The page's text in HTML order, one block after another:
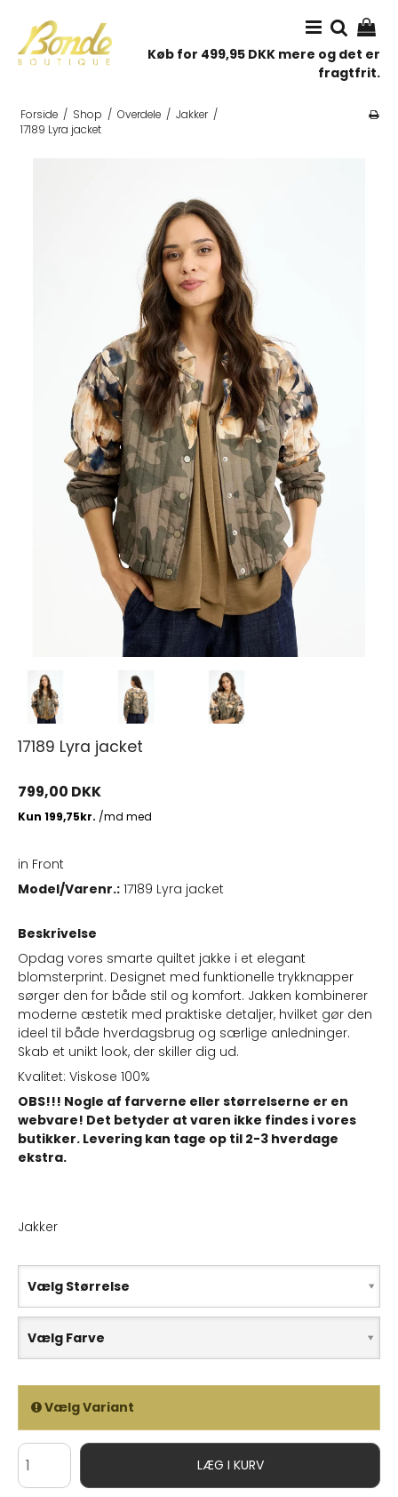
Køb for 499,95 DKK mere og det er
fragtfrit.
Forside / Shop / Overdele / Jakker /
17189 Lyra jacket
17189 Lyra jacket
799,00 DKK
in Front
Model/Varenr.: 17189 Lyra jacket
Beskrivelse
Opdag vores smarte quiltet jakke i et elegant
blomsterprint. Designet med funktionelle trykknapper
sørger den for både stil og komfort. Jakken kombinerer
moderne æstetik med praktiske detaljer, hvilket gør den
ideel til både hverdagsbrug og særlige anledninger.
Skab et unikt look, der skiller dig ud.
Kvalitet: Viskose 100%
OBS!!! Nogle af farverne eller størrelserne er en
webvare! Det betyder at varen ikke findes i vores
butikker. Levering kan tage op til 2-3 hverdage
ekstra.
Jakker
Vælg Størrelse
Vælg Farve
Vælg Variant
LÆG I KURV